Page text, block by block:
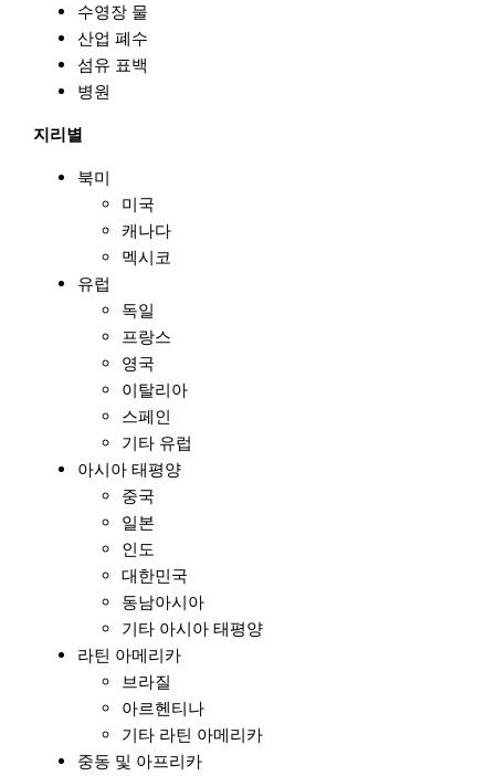
수영장 물
산업 폐수
섬유 표백
병원
지리별
북미
미국
캐나다
멕시코
유럽
독일
프랑스
영국
이탈리아
스페인
기타 유럽
아시아 태평양
중국
일본
인도
대한민국
동남아시아
기타 아시아 태평양
라틴 아메리카
브라질
아르헨티나
기타 라틴 아메리카
중동 및 아프리카